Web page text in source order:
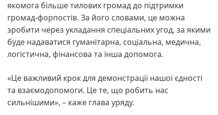
якомога більше тилових громад до підтримки
громад-форпостів. За його словами, це можна
зробити через укладання спеціальних угод, за якими
буде надаватися гуманітарна, соціальна, медична,
логістична, фінансова та інша допомога.
«Це важливий крок для демонстрації нашої єдності
та взаємодопомоги. Це те, що робить нас
сильнішими», – каже глава уряду.